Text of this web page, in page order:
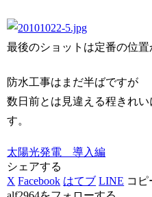
最後のショットは定番の位置
防水工事はまだ半ばですが
数日前とは見違える程きれい
す。
太陽光発電 導入編
シェアする
X Facebook はてブ LINE コピ